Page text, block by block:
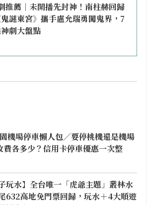
推薦｜未開播先封神！南柱赫回歸
謎東宮》攜手盧允瑞勇闖鬼界，7
劇大盤點
機場停車懶人包／要停桃機還是機場
費各多少？信用卡停車優惠一次整
玩水】全台唯一「虎爺主題」叢林水
632高地免門票回歸，玩水＋4大順遊